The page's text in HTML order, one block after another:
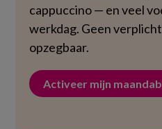
cappuccino — en veel
werkdag. Geen
opzegbaar.
Activeer mijn